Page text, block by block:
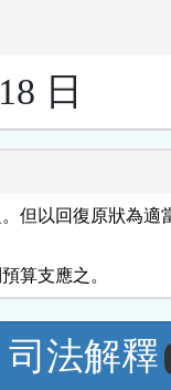
日
但以回復原狀為適
司法解釋